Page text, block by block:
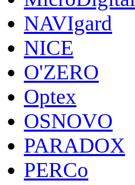
NAVIgard
NICE
O'ZERO
Optex
OSNOVO
PARADOX
PERCo